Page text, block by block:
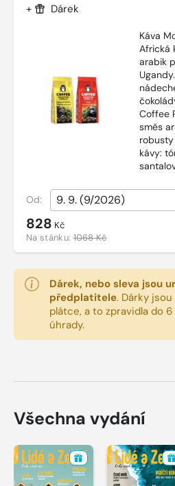
+ Dárek
Káva
Africká
arabik
Coffee
směs
robusty
kávy:
Od:
828 Kč
Na stánku:1068 Kč
Dárek, nebo sleva jsou
předplatitele. Dárky
plátce, a to zpravidla do
úhrady.
Všechna vydání